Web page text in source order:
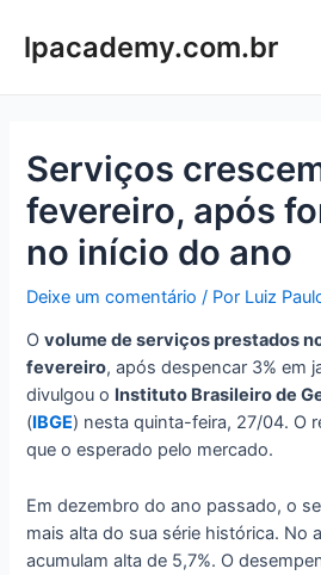
paralpacademy.com.br
Serviços
fevereiro, após
no início do ano
Deixe um comentário / Por Luiz
Ovolume de serviços prestados
fevereiro, após despencar 3% em
divulgou o Instituto Brasileiro de
(IBGE) nesta quinta-feira, 27/04. O
que o esperado pelo mercado.
Em dezembro do ano passado, o
mais alta do sua série histórica. No
acumulam alta de 5,7%. O